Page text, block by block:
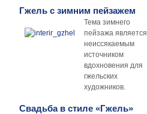
Гжель с зимним пейзажем
Тема зимнего
пейзажа является
неиссякаемым
источником
вдохновения для
гжельских
художников.
Свадьба в стиле «Гжель»